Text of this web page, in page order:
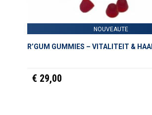
NOUVEAUTE
R’GUM GUMMIES – VITALITEIT &
€ 29,00